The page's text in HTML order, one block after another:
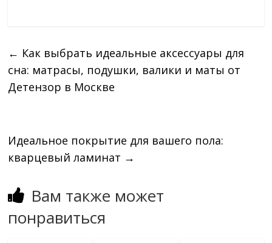
← Как выбрать идеальные аксессуары для
сна: матрасы, подушки, валики и маты от
Детензор в Москве
Идеальное покрытие для вашего пола:
кварцевый ламинат →
Вам также может
понравиться